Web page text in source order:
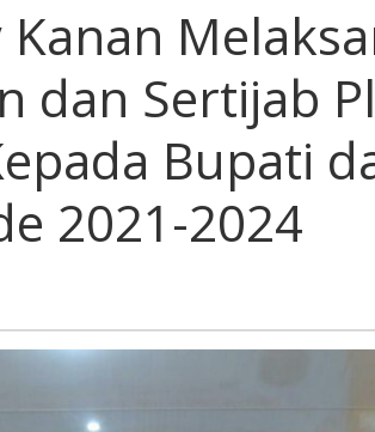
Kanan
dan Sertijab
Bupati
2021-2024